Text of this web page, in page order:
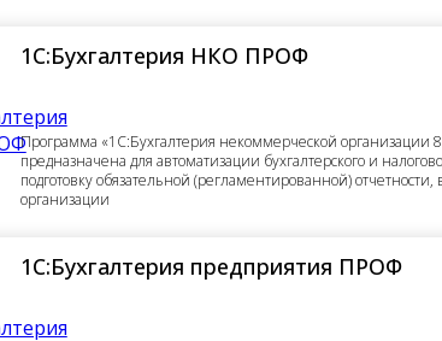
1С:Бухгалтерия НКО ПРОФ
Программа «1С:Бухгалтерия некоммерческой организации
предназначена для автоматизации бухгалтерского и
подготовку обязательной (регламентированной)
организации
1С:Бухгалтерия предприятия ПРОФ